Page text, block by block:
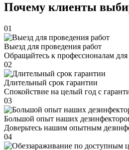
Почему клиенты
01
Выезд для проведения работ
Обращайтесь к профессионалам
02
Длительный срок гарантии
Спокойствие на целый год с
03
Большой опыт наших
Доверьтесь нашим опытным
04